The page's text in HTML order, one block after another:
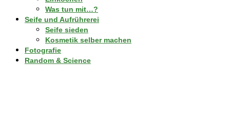
Was tun mit…?
Seife und Aufrührerei
Seife sieden
Kosmetik selber machen
Fotografie
Random & Science